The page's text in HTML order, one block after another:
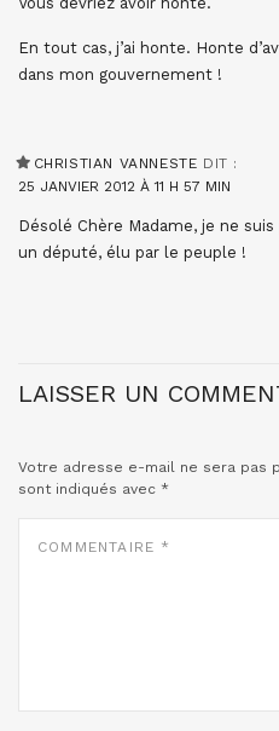
En tout cas, j’ai honte. Honte
dans mon gouvernement !
CHRISTIAN VANNESTE DIT :
25 JANVIER 2012 À 11 H 57 MIN
Désolé Chère Madame, je ne
un député, élu par le peuple !
LAISSER UN
Votre adresse e-mail ne sera pas
sont indiqués avec *